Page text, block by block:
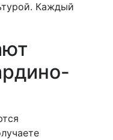
Каждый